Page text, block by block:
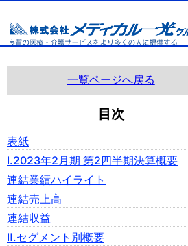
一覧ページへ戻る
目次
表紙
Ⅰ.2023年2月期 第2四半期決算概要
連結業績ハイライト
連結売上高
連結収益
Ⅱ.セグメント別概要